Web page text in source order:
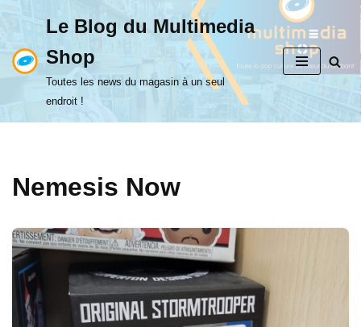
au
contenu
Le Blog du Multimedia
Shop
Toutes les news du magasin à un seul
endroit !
Nemesis Now